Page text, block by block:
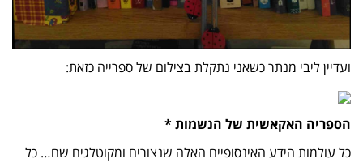
ועדיין ליבי מנתר כשאני נתקלת בצילום של ספרייה כזאת:
הספריה האקאשית של הנשמות *
כל עולמות הידע האינסופיים האלה שנצורים ומקוטלגים שם… כל